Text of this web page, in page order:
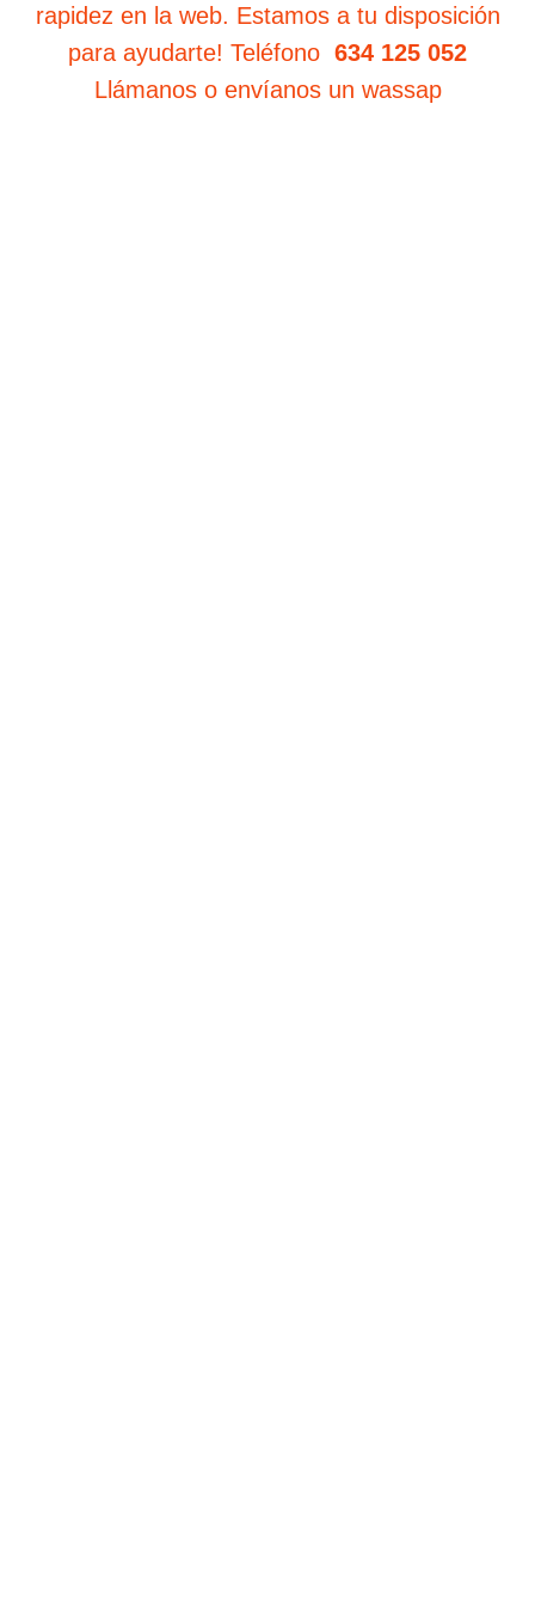
rapidez en la web. Estamos a tu disposición
para ayudarte! Teléfono 634 125 052
Llámanos o envíanos un wassap